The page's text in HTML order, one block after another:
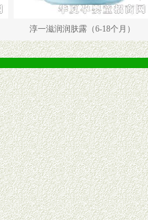
淳一滋润润肤露（6-18个月）